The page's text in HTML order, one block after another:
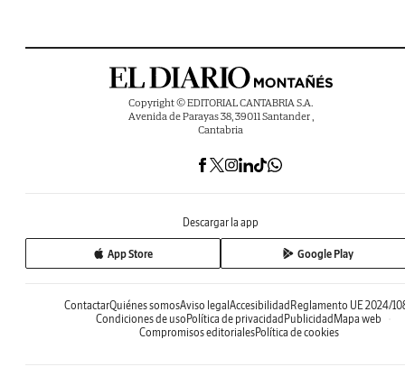
Copyright © EDITORIAL CANTABRIA S.A.
Avenida de Parayas 38, 39011 Santander ,
Cantabria
Descargar la app
App Store Google Play
ContactarQuiénes somosAviso legal Accesibilidad Reglamento UE 2024/
Condiciones de uso Política de privacidad Publicidad Mapa web
Compromisos editorialesPolítica de cookies